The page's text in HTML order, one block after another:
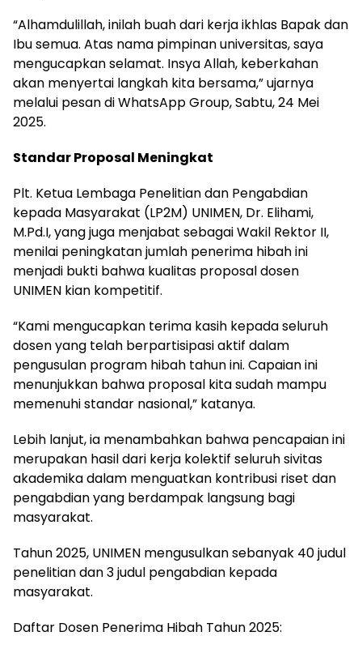
“Alhamdulillah, inilah buah dari kerja ikhlas Bapak dan
Ibu semua. Atas nama pimpinan universitas, saya
mengucapkan selamat. Insya Allah, keberkahan
akan menyertai langkah kita bersama,” ujarnya
melalui pesan di WhatsApp Group, Sabtu, 24 Mei
2025.
Standar Proposal Meningkat
Plt. Ketua Lembaga Penelitian dan Pengabdian
kepada Masyarakat (LP2M) UNIMEN, Dr. Elihami,
M.Pd.I, yang juga menjabat sebagai Wakil Rektor II,
menilai peningkatan jumlah penerima hibah ini
menjadi bukti bahwa kualitas proposal dosen
UNIMEN kian kompetitif.
“Kami mengucapkan terima kasih kepada seluruh
dosen yang telah berpartisipasi aktif dalam
pengusulan program hibah tahun ini. Capaian ini
menunjukkan bahwa proposal kita sudah mampu
memenuhi standar nasional,” katanya.
Lebih lanjut, ia menambahkan bahwa pencapaian ini
merupakan hasil dari kerja kolektif seluruh sivitas
akademika dalam menguatkan kontribusi riset dan
pengabdian yang berdampak langsung bagi
masyarakat.
Tahun 2025, UNIMEN mengusulkan sebanyak 40 judul
penelitian dan 3 judul pengabdian kepada
masyarakat.
Daftar Dosen Penerima Hibah Tahun 2025: